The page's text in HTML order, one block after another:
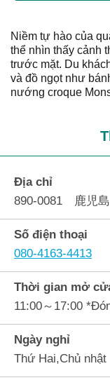
Niềm tự hào của
thể nhìn thấy cảnh
trước mặt. Du
và đồ ngọt như
nướng croque
Địa chỉ
890-0081 鹿児
Số điện thoại
080-4163-4413
Thời gian mở
11:00～17:00
Ngày nghỉ
Thứ Hai,Chủ nhật